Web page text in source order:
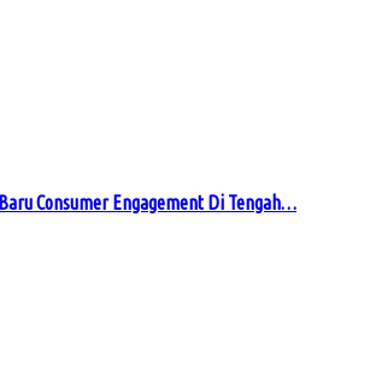
Consumer Engagement Di Tengah…